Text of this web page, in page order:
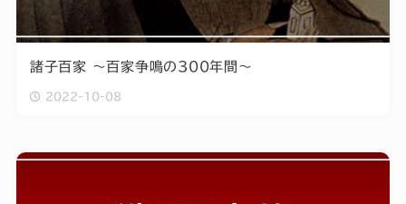
諸子百家 ～百家争鳴の300年間～
2022-10-08